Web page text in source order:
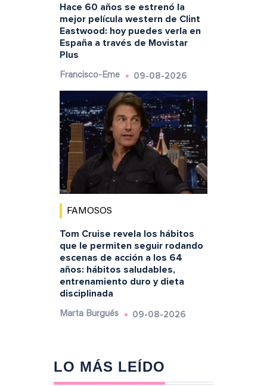
Hace 60 años se estrenó la
mejor película western de Clint
Eastwood: hoy puedes verla en
España a través de Movistar
Plus
Francisco-Eme 09-08-2026
FAMOSOS
Tom Cruise revela los hábitos
que le permiten seguir rodando
escenas de acción a los 64
años: hábitos saludables,
entrenamiento duro y dieta
disciplinada
Marta Burgués 09-08-2026
LO MÁS LEÍDO